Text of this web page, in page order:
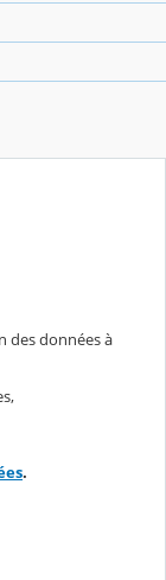
des données à
.